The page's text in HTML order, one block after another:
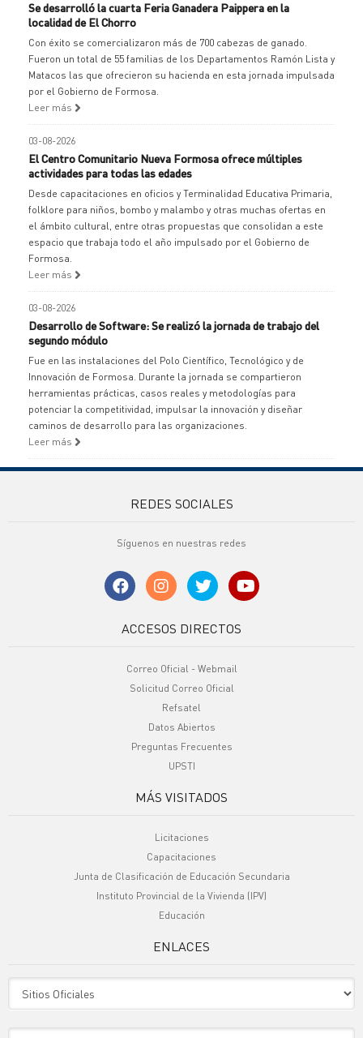
Se desarrolló la cuarta Feria Ganadera Paippera en la
localidad de El Chorro
Con éxito se comercializaron más de 700 cabezas de ganado.
Fueron un total de 55 familias de los Departamentos Ramón Lista y
Matacos las que ofrecieron su hacienda en esta jornada impulsada
por el Gobierno de Formosa.
Leer más
03-08-2026
El Centro Comunitario Nueva Formosa ofrece múltiples
actividades para todas las edades
Desde capacitaciones en oficios y Terminalidad Educativa Primaria,
folklore para niños, bombo y malambo y otras muchas ofertas en
el ámbito cultural, entre otras propuestas que consolidan a este
espacio que trabaja todo el año impulsado por el Gobierno de
Formosa.
Leer más
03-08-2026
Desarrollo de Software: Se realizó la jornada de trabajo del
segundo módulo
Fue en las instalaciones del Polo Científico, Tecnológico y de
Innovación de Formosa. Durante la jornada se compartieron
herramientas prácticas, casos reales y metodologías para
potenciar la competitividad, impulsar la innovación y diseñar
caminos de desarrollo para las organizaciones.
Leer más
REDES SOCIALES
Síguenos en nuestras redes
ACCESOS DIRECTOS
Correo Oficial - Webmail
Solicitud Correo Oficial
Refsatel
Datos Abiertos
Preguntas Frecuentes
UPSTI
MÁS VISITADOS
Licitaciones
Capacitaciones
Junta de Clasificación de Educación Secundaria
Instituto Provincial de la Vivienda (IPV)
Educación
ENLACES